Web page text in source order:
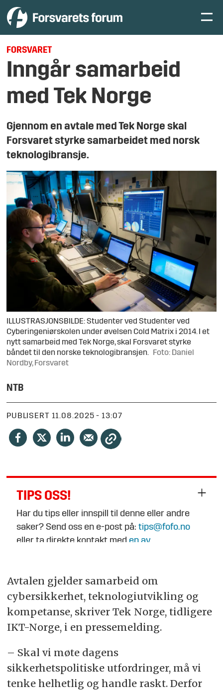
FORSVARET
Inngår samarbeid
med Tek Norge
Gjennom en avtale med Tek Norge skal
Forsvaret styrke samarbeidet med norsk
teknologibransje.
ILLUSTRASJONSBILDE: Studenter ved Studenter ved
Cyberingeniørskolen under øvelsen Cold Matrix i 2014. I et
nytt samarbeid med Tek Norge, skal Forsvaret styrke
båndet til den norske teknologibransjen.
Foto: Daniel
Nordby, Forsvaret
NTB
PUBLISERT 11.08.2025 - 13:07
TIPS OSS!
Har du tips eller innspill til denne eller andre
saker? Send oss en e-post på:tips@fofo.no
eller ta direkte kontakt med en av
Avtalen gjelder samarbeid om
cybersikkerhet, teknologiutvikling og
kompetanse, skriver Tek Norge, tidligere
IKT-Norge, i en pressemelding.
– Skal vi møte dagens
sikkerhetspolitiske utfordringer, må vi
tenke helhetlig og handle raskt. Derfor